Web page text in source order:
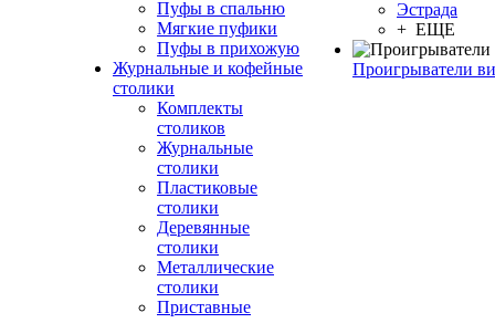
Пуфы в спальню
Мягкие пуфики
Пуфы в прихожую
Журнальные и кофейные
столики
Комплекты
столиков
Журнальные
столики
Пластиковые
столики
Деревянные
столики
Металлические
столики
Приставные
Эстрада
+ ЕЩЕ
Проигрыватели